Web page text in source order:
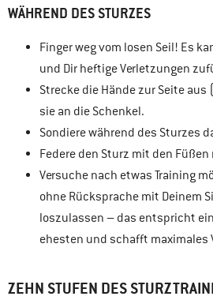
WÄHREND DES STURZES
Finger weg vom losen Seil! Es
und Dir heftige Verletzungen
Strecke die Hände zur Seite aus
sie an die Schenkel.
Sondiere während des Sturzes
Federe den Sturz mit den
Versuche nach etwas Training
ohne Rücksprache mit Deinem
loszulassen – das entspricht
ehesten und schafft maximales
ZEHN STUFEN DES